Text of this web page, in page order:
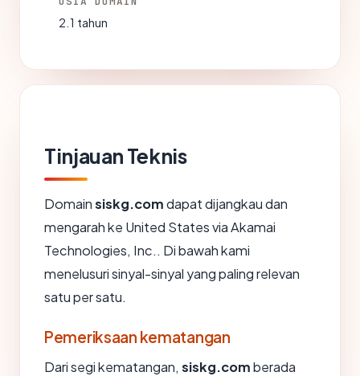
2.1 tahun
Tinjauan Teknis
Domainsiskg.comdapat dijangkau dan
mengarah ke United States via Akamai
Technologies, Inc.. Di bawah kami
menelusuri sinyal-sinyal yang paling relevan
satu per satu.
Pemeriksaan kematangan
Dari segi kematangan, siskg.comberada